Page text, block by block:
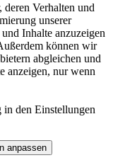
deren Verhalten und
unserer
Inhalte anzuzeigen
können wir
abgleichen und
anzeigen, nur wenn
den Einstellungen
anpassen